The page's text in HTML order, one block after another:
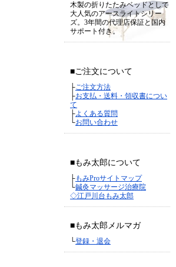
木製の折りたたみベッドとして
大人気のアースライトシリー
ズ。3年間の代理店保証と国内
サポート付き。
■ご注文について
├ご注文方法
├お支払・送料・領収書につい
て
├よくある質問
└お問い合わせ
■もみ太郎について
├もみProサイトマップ
└鍼灸マッサージ治療院
◇江戸川台もみ太郎
■もみ太郎メルマガ
└登録・退会